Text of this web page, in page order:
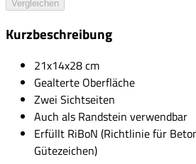
Vergleichen
Kurzbeschreibung
21x14x28 cm
Gealterte Oberfläche
Zwei Sichtseiten
Auch als Randstein verwendbar
Erfüllt RiBoN (Richtlinie für
Gütezeichen)